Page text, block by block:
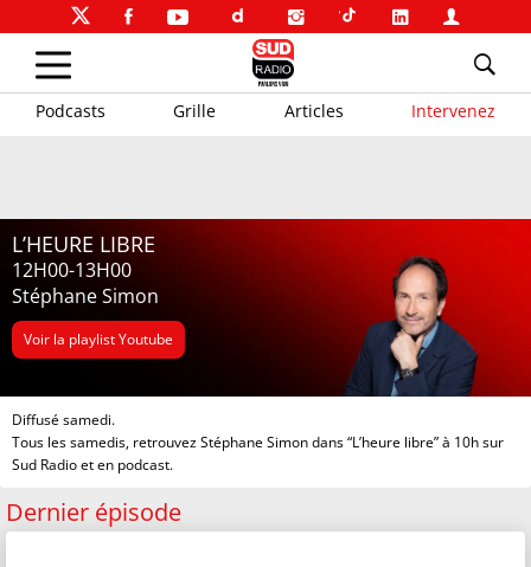
Podcasts Grille Articles Intervenez
L’HEURE LIBRE
12H00-13H00
Stéphane Simon
Voir la playlist Youtube
Diffusé samedi.
Tous les samedis, retrouvez Stéphane Simon dans “L’heure libre” à 10h sur
Sud Radio et en podcast.
Dernier épisode